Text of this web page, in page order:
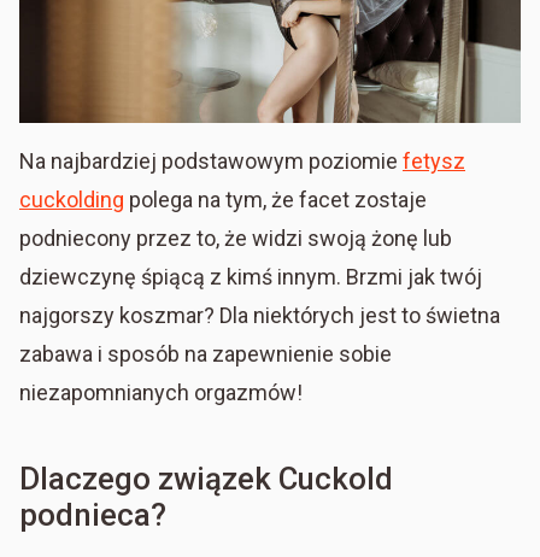
Na najbardziej podstawowym poziomie fetysz
cuckolding polega na tym, że facet zostaje
podniecony przez to, że widzi swoją żonę lub
dziewczynę śpiącą z kimś innym. Brzmi jak twój
najgorszy koszmar? Dla niektórych jest to świetna
zabawa i sposób na zapewnienie sobie
niezapomnianych orgazmów!
Dlaczego związek Cuckold
podnieca?